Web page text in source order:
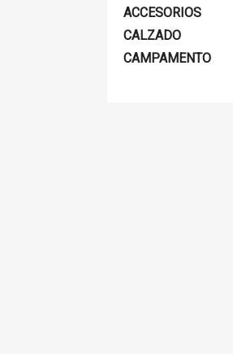
ACCESORIOS
CALZADO
CAMPAMENTO